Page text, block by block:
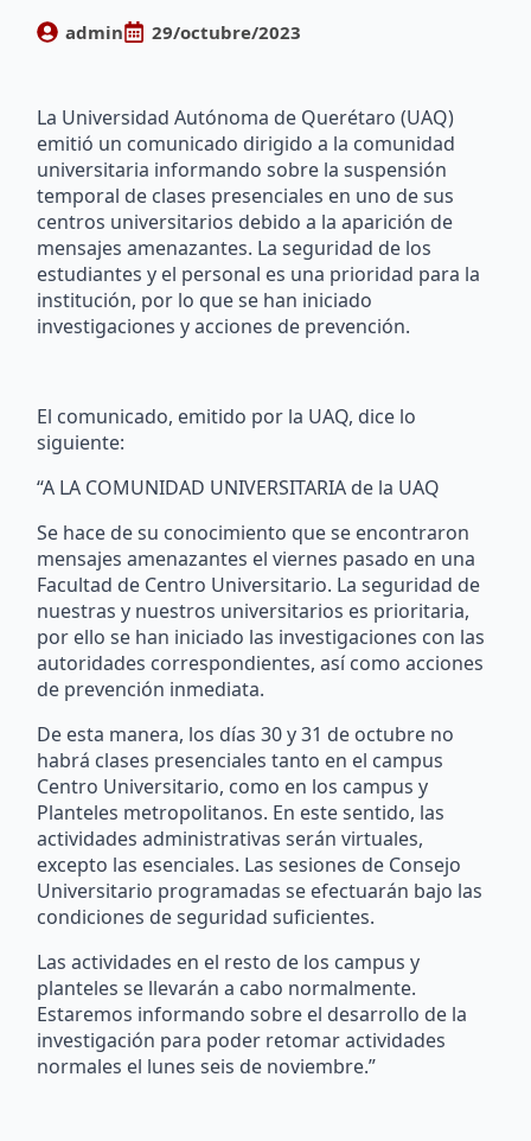
admin 29/octubre/2023
La Universidad Autónoma de Querétaro (UAQ)
emitió un comunicado dirigido a la comunidad
universitaria informando sobre la suspensión
temporal de clases presenciales en uno de sus
centros universitarios debido a la aparición de
mensajes amenazantes. La seguridad de los
estudiantes y el personal es una prioridad para la
institución, por lo que se han iniciado
investigaciones y acciones de prevención.
El comunicado, emitido por la UAQ, dice lo
siguiente:
“A LA COMUNIDAD UNIVERSITARIA de la UAQ
Se hace de su conocimiento que se encontraron
mensajes amenazantes el viernes pasado en una
Facultad de Centro Universitario. La seguridad de
nuestras y nuestros universitarios es prioritaria,
por ello se han iniciado las investigaciones con las
autoridades correspondientes, así como acciones
de prevención inmediata.
De esta manera, los días 30 y 31 de octubre no
habrá clases presenciales tanto en el campus
Centro Universitario, como en los campus y
Planteles metropolitanos. En este sentido, las
actividades administrativas serán virtuales,
excepto las esenciales. Las sesiones de Consejo
Universitario programadas se efectuarán bajo las
condiciones de seguridad suficientes.
Las actividades en el resto de los campus y
planteles se llevarán a cabo normalmente.
Estaremos informando sobre el desarrollo de la
investigación para poder retomar actividades
normales el lunes seis de noviembre.”